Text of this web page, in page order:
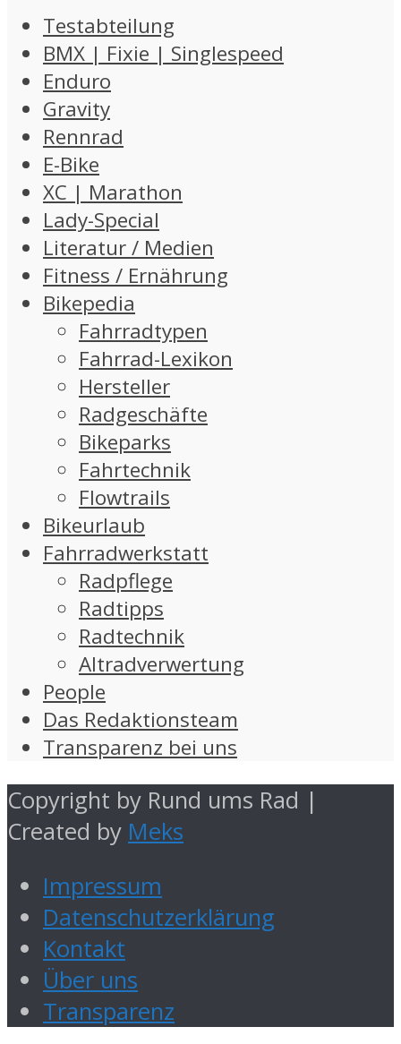
Testabteilung
BMX | Fixie | Singlespeed
Enduro
Gravity
Rennrad
E-Bike
XC | Marathon
Lady-Special
Literatur / Medien
Fitness / Ernährung
Bikepedia
Fahrradtypen
Fahrrad-Lexikon
Hersteller
Radgeschäfte
Bikeparks
Fahrtechnik
Flowtrails
Bikeurlaub
Fahrradwerkstatt
Radpflege
Radtipps
Radtechnik
Altradverwertung
People
Das Redaktionsteam
Transparenz bei uns
Copyright by Rund ums Rad |
Created by Meks
Impressum
Datenschutzerklärung
Kontakt
Über uns
Transparenz